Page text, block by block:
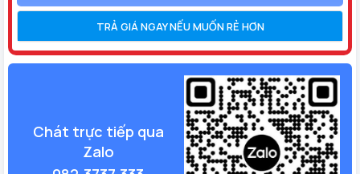
TRẢ GIÁ NGAY NẾU MUỐN RẺ HƠN
Chát trực tiếp qua
Zalo